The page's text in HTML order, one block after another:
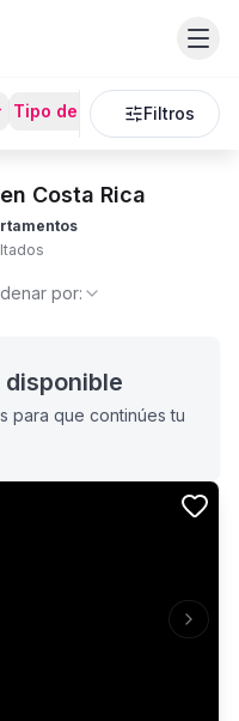
Tipo de PropiedadFiltros
Costa Rica
por:
disponible
para que continúes tu
Next